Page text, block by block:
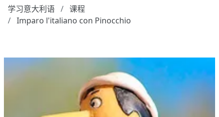
学习意大利语
课程
Imparo l'italiano con Pinocchio